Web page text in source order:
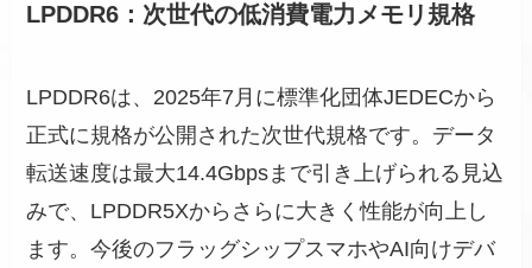
LPDDR6：次世代の低消費電力メモリ規格
LPDDR6は、2025年7月に標準化団体JEDECから
正式に規格が公開された次世代規格です。データ
転送速度は最大14.4Gbpsまで引き上げられる見込
みで、LPDDR5Xからさらに大きく性能が向上し
ます。今後のフラッグシップスマホやAI向けデバ